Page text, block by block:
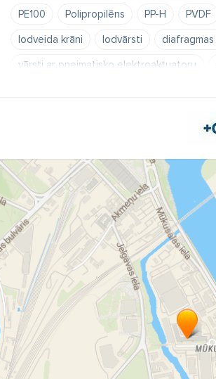
PE100
Polipropilēns PP-H PVDF
lodveida krāni
lodvārsti
vārsti ar pneimatisko elektroaktuatoru